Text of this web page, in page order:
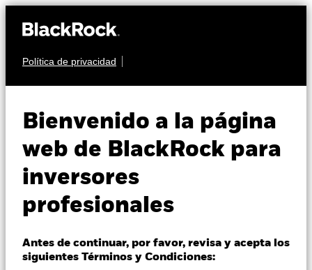
Política de privacidad
Bienvenido a la página
web de BlackRock para
inversores
profesionales
Antes de continuar, por favor, revisa y acepta los
siguientes Términos y Condiciones:
Perspectivas
Visión de mercado
Educación
Profesionales
Equity High Income
Fund